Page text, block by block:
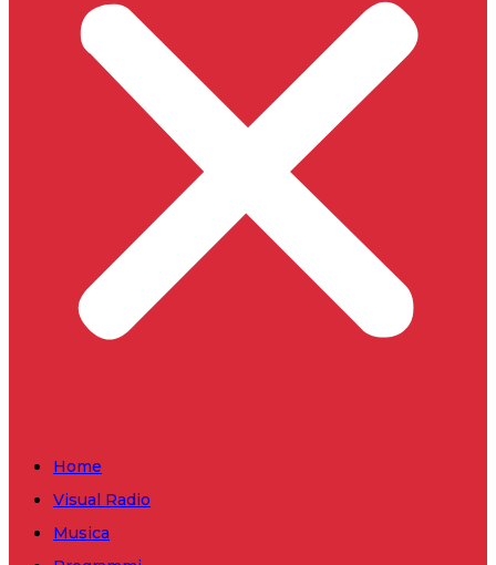
Home
Visual Radio
Musica